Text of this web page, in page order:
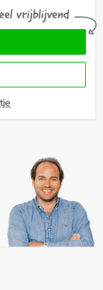
vrijblijvend